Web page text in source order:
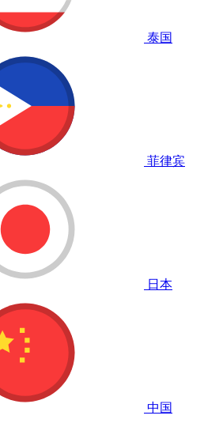
泰国
菲律宾
日本
中国